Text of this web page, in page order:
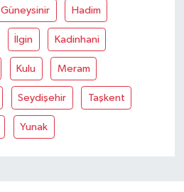
Güneysinir Hadim
İlgin Kadinhani
Kulu Meram
Seydişehir Taşkent
Yunak